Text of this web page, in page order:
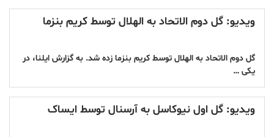
ویدیو: گل دوم الاتحاد به الهلال توسط کریم بنزما
گل دوم الاتحاد به الهلال توسط کریم بنزما زده شد. به گزارش ایلنا، در
یکی …
ویدیو: گل اول نیوکاسل به آرسنال توسط ایساک